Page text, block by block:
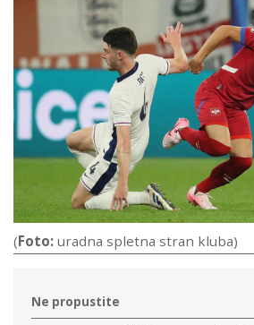
(Foto: uradna spletna stran kluba)
Ne propustite